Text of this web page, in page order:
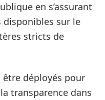
en s’assurant
disponibles sur le
stricts de
déployés pour
transparence dans